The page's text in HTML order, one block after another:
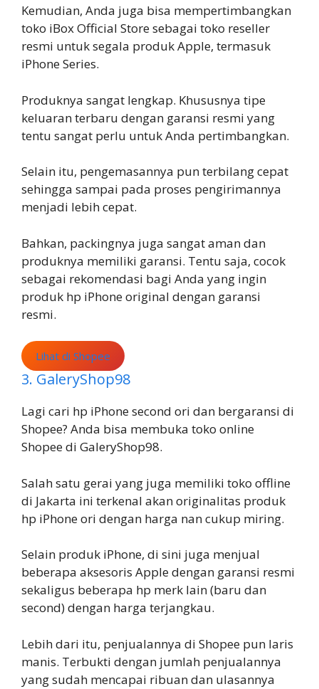
Kemudian, Anda juga bisa mempertimbangkan
toko iBox Official Store sebagai toko reseller
resmi untuk segala produk Apple, termasuk
iPhone Series.
Produknya sangat lengkap. Khususnya tipe
keluaran terbaru dengan garansi resmi yang
tentu sangat perlu untuk Anda pertimbangkan.
Selain itu, pengemasannya pun terbilang cepat
sehingga sampai pada proses pengirimannya
menjadi lebih cepat.
Bahkan, packingnya juga sangat aman dan
produknya memiliki garansi. Tentu saja, cocok
sebagai rekomendasi bagi Anda yang ingin
produk hp iPhone original dengan garansi
resmi.
Lihat di Shopee
3. GaleryShop98
Lagi cari hp iPhone second ori dan bergaransi di
Shopee? Anda bisa membuka toko online
Shopee di GaleryShop98.
Salah satu gerai yang juga memiliki toko offline
di Jakarta ini terkenal akan originalitas produk
hp iPhone ori dengan harga nan cukup miring.
Selain produk iPhone, di sini juga menjual
beberapa aksesoris Apple dengan garansi resmi
sekaligus beberapa hp merk lain (baru dan
second) dengan harga terjangkau.
Lebih dari itu, penjualannya di Shopee pun laris
manis. Terbukti dengan jumlah penjualannya
yang sudah mencapai ribuan dan ulasannya